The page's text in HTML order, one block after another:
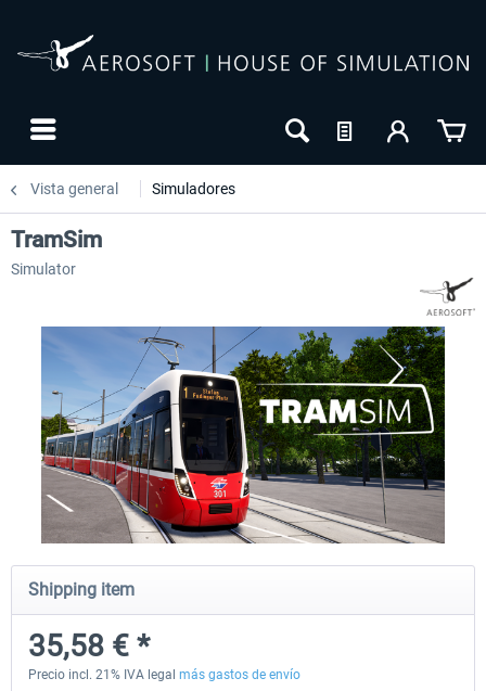
Vista general Simuladores
Fernbus Simulator
30,45 € *
Train Simulator Classic
TramSim
Simulator
Shipping item
35,58 € *
Precio incl. 21% IVA legal más gastos de envío